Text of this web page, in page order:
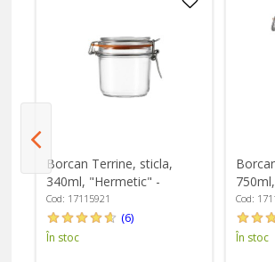
Borcan Terrine, sticla,
340ml, "Hermetic" -
Borgonovo
Cod: 17115921
(6)
În stoc
Cod:
În stoc